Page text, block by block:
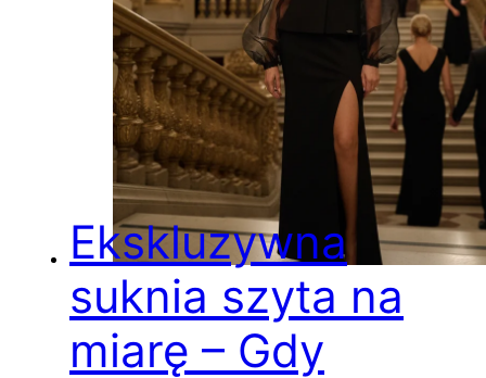
Ekskluzywna
suknia szyta na
miarę – Gdy